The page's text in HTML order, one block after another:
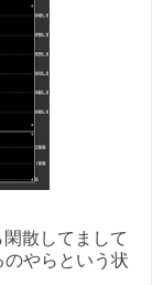
散してまして
やらという状